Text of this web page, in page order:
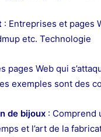
: Entreprises et pages
etc. Technologie
pages Web qui
exemples sont des
de bijoux : Comprend
et l’art de la